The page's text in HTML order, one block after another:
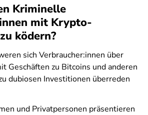
Kriminelle
mit Krypto-
ködern?
sich Verbraucher:innen über
Geschäften zu Bitcoins und anderen
dubiosen Investitionen überreden
und Privatpersonen präsentieren